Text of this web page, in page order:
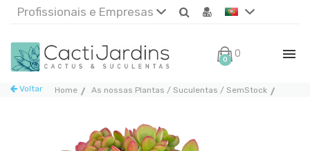
Profissionais e Empresas
0 0€
Home As nossas Plantas / Suculentas / SemStock
Voltar